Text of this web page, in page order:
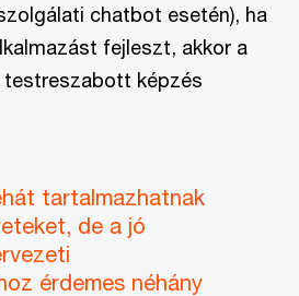
chatbot esetén), ha
fejleszt, akkor a
képzés
tartalmazhatnak
de a jó
érdemes néhány